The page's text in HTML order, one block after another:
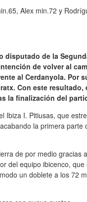
Alex min.72 y
disputado de la
de volver al
al Cerdanyola. Por
Con este resultado,
la finalización del
Ibiza I. Pitiusas, que
la primera parte
de por medio gracias
del equipo ibicenco, que
un doblete a los 72